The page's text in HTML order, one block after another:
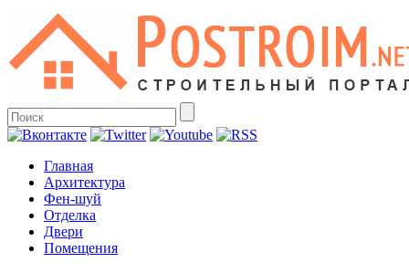
Главная
Архитектура
Фен-шуй
Отделка
Двери
Помещения